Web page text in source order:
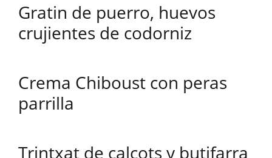
Gratin de puerro, huevos
crujientes de codorniz
Crema Chiboust con peras
parrilla
Trintxat de calçots y butifarra